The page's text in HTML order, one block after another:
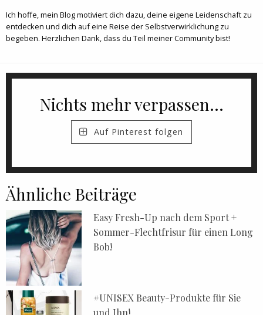
Ich hoffe, mein Blog motiviert dich dazu, deine eigene Leidenschaft zu
entdecken und dich auf eine Reise der Selbstverwirklichung zu
begeben. Herzlichen Dank, dass du Teil meiner Community bist!
Nichts mehr verpassen...
Auf Pinterest folgen
Ähnliche Beiträge
Easy Fresh-Up nach dem Sport +
Sommer-Flechtfrisur für einen Long
Bob!
#UNISEX Beauty-Produkte für Sie
und Ihn!